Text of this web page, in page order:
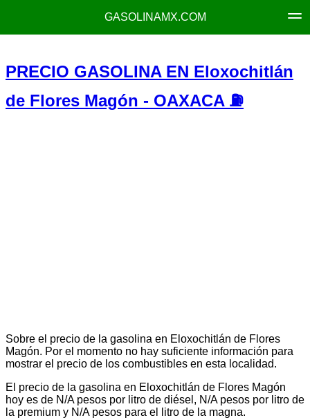
GASOLINAMX.COM
PRECIO GASOLINA EN Eloxochitlán
de Flores Magón - OAXACA ⛽
Sobre el precio de la gasolina en Eloxochitlán de Flores
Magón. Por el momento no hay suficiente información para
mostrar el precio de los combustibles en esta localidad.
El precio de la gasolina en Eloxochitlán de Flores Magón
hoy es de N/A pesos por litro de diésel, N/A pesos por litro de
la premium y N/A pesos para el litro de la magna.